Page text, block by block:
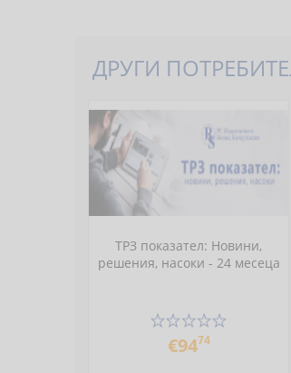
ДРУГИ
ТРЗ показател: Новини,
решения, насоки - 24 месеца
€9474